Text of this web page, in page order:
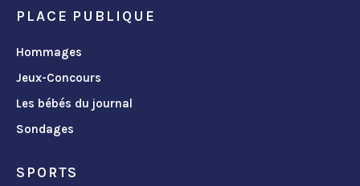
PLACE PUBLIQUE
Hommages
Jeux-Concours
Les bébés du journal
Sondages
SPORTS